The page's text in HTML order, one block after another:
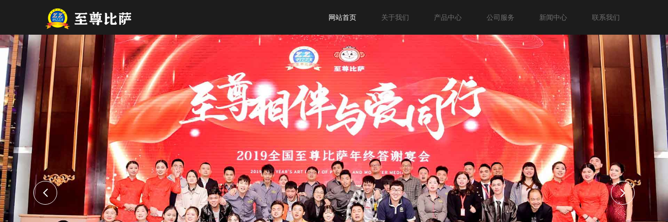
网站首页 关于我们 产品中心 公司服务 新闻中心 联系我们